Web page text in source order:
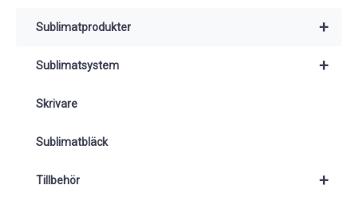
+
Sublimatprodukter
+
Sublimatsystem
Skrivare
Sublimatbläck
+
Tillbehör